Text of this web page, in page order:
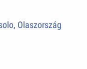
Olaszország